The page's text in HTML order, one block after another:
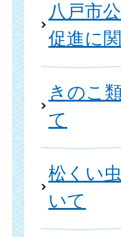
八戸市
促進に
きのこ
て
松くい
いて